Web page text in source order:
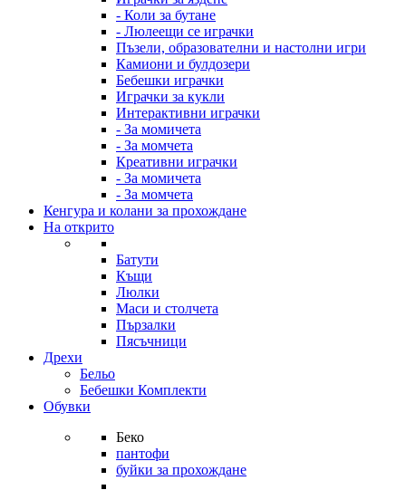
- Коли за бутане
- Люлеещи се играчки
Пъзели, образователни и настолни игри
Камиони и булдозери
Бебешки играчки
Играчки за кукли
Интерактивни играчки
- За момичета
- За момчета
Креативни играчки
- За момичета
- За момчета
Кенгура и колани за прохождане
На открито
Батути
Къщи
Люлки
Маси и столчета
Пързалки
Пясъчници
Дрехи
Бельо
Бебешки Комплекти
Обувки
Беко
пантофи
буйки за прохождане